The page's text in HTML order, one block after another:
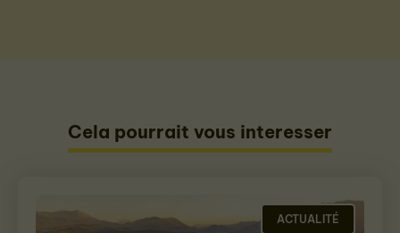
Cela pourrait vous interesser
ACTUALITÉ